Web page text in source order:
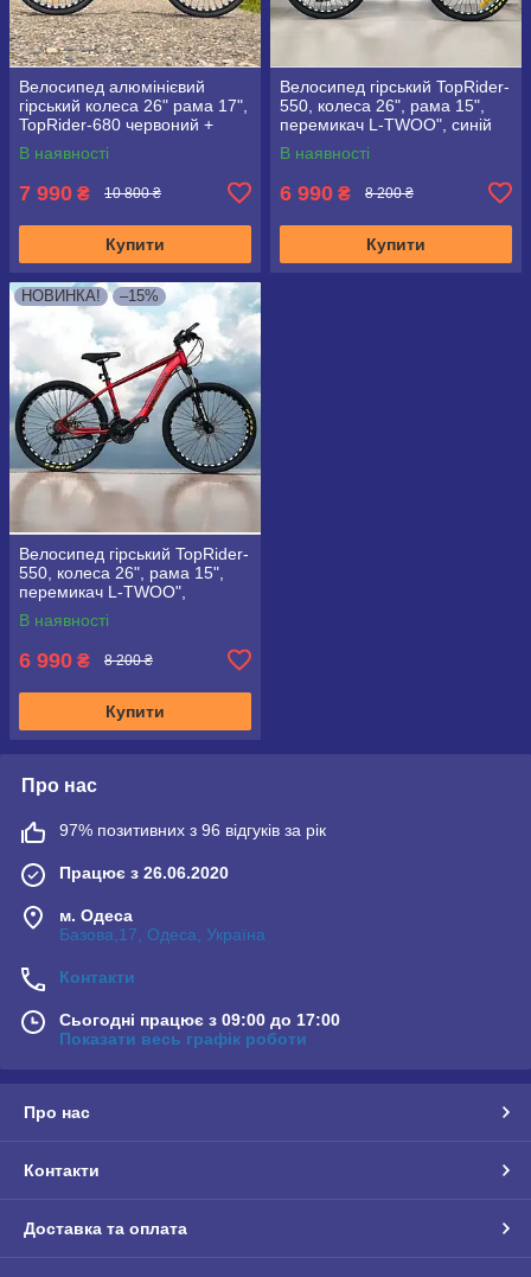
Велосипед алюмінієвий
гірський колеса 26" рама 17",
TopRider-680 червоний +
крила у подарунок!
В наявності
7 990 ₴ 10 800 ₴
Купити
Велосипед гірський TopRider-
550, колеса 26", рама 15",
перемикач L-TWOO", синій
В наявності
6 990 ₴ 8 200 ₴
Купити
НОВИНКА! –15%
Велосипед гірський TopRider-
550, колеса 26", рама 15",
перемикач L-TWOO",
червоний
В наявності
6 990 ₴ 8 200 ₴
Купити
Про нас
97% позитивних з 96 відгуків за рік
Працює з 26.06.2020
м. Одеса
Базова,17, Одеса, Україна
Контакти
Сьогодні працює з 09:00 до 17:00
Показати весь графік роботи
Про нас
Контакти
Доставка та оплата